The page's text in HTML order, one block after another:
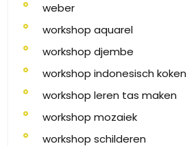
weber
workshop aquarel
workshop djembe
workshop indonesisch koken
workshop leren tas maken
workshop mozaiek
workshop schilderen